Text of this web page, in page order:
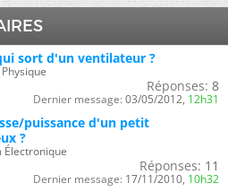
sort d'un ventilateur ?
Réponses: 8
Dernier message: 03/05/2012, 12h31
puissance d'un petit
?
Électronique
Réponses: 11
Dernier message: 17/11/2010, 10h32